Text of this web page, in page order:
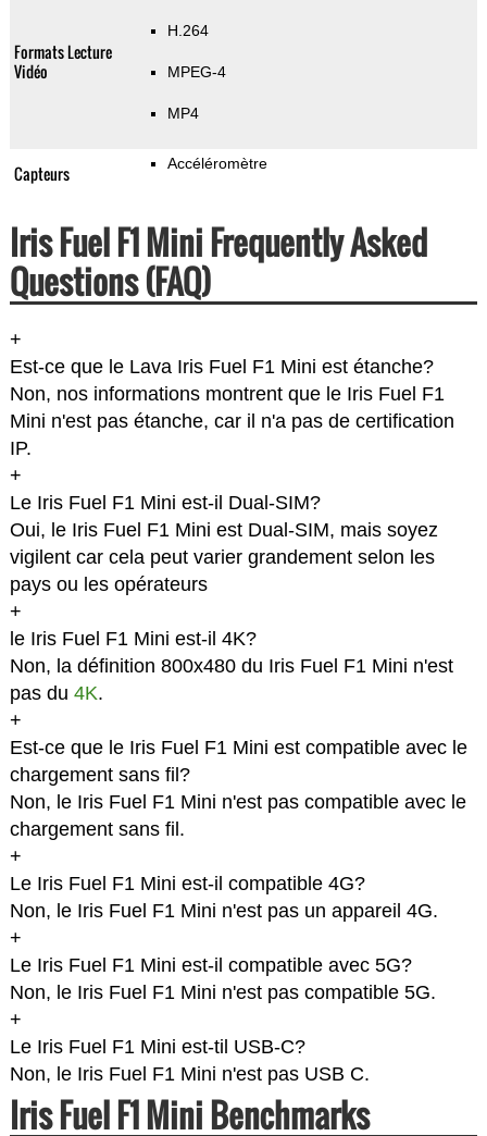
Formats Lecture
Vidéo
H.264
MPEG-4
MP4
Capteurs Accéléromètre
Iris Fuel F1 Mini Frequently Asked
Questions (FAQ)
+
Est-ce que le Lava Iris Fuel F1 Mini est étanche?
Non, nos informations montrent que le Iris Fuel F1
Mini n'est pas étanche, car il n'a pas de certification
IP.
+
Le Iris Fuel F1 Mini est-il Dual-SIM?
Oui, le Iris Fuel F1 Mini est Dual-SIM, mais soyez
vigilent car cela peut varier grandement selon les
pays ou les opérateurs
+
le Iris Fuel F1 Mini est-il 4K?
Non, la définition 800x480 du Iris Fuel F1 Mini n'est
pas du 4K.
+
Est-ce que le Iris Fuel F1 Mini est compatible avec le
chargement sans fil?
Non, le Iris Fuel F1 Mini n'est pas compatible avec le
chargement sans fil.
+
Le Iris Fuel F1 Mini est-il compatible 4G?
Non, le Iris Fuel F1 Mini n'est pas un appareil 4G.
+
Le Iris Fuel F1 Mini est-il compatible avec 5G?
Non, le Iris Fuel F1 Mini n'est pas compatible 5G.
+
Le Iris Fuel F1 Mini est-til USB-C?
Non, le Iris Fuel F1 Mini n'est pas USB C.
Iris Fuel F1 Mini Benchmarks